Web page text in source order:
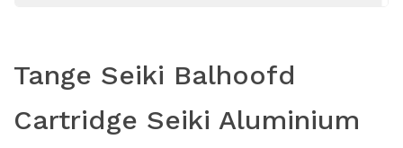
Tange Seiki Balhoofd
Cartridge Seiki Aluminium